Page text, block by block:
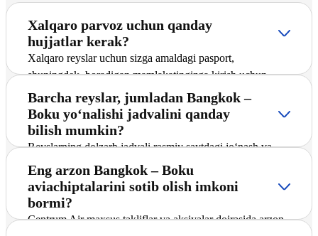
Xalqaro parvoz uchun qanday
hujjatlar kerak?
Xalqaro reyslar uchun sizga amaldagi pasport,
shuningdek, boradigan mamlakatingizga kirish uchun
zarur bo‘ladigan vizalar talab qilinadi. Broningizdagi
ma’lumotlar reysga ro‘yxatdan o‘tishda foydalanadigan
hujjatlaringizga mos kelishiga ishonch hosil qiling.
Barcha reyslar, jumladan Bangkok –
Boku yo‘nalishi jadvalini qanday
bilish mumkin?
Reyslarning dolzarb jadvali rasmiy saytdagi jo‘nash va
yetib kelish grafigi sahifasida e’lon qilinadi. U yerda
kerakli yo‘nalish va vaqtni tanlab, parvozingizni
rejalashtirishingiz mumkin.
Eng arzon Bangkok – Boku
aviachiptalarini sotib olish imkoni
bormi?
Centrum Air maxsus takliflar va aksiyalar doirasida arzon